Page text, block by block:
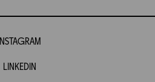
LINKEDIN